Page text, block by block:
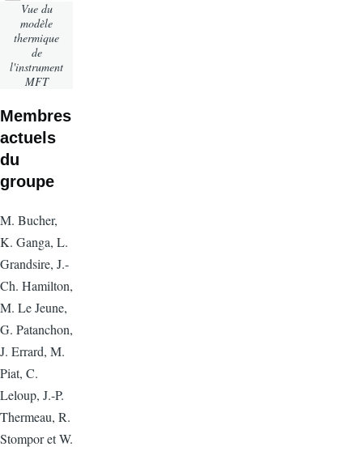
Vue du
modèle
thermique
de
l'instrument
MFT
Membres
actuels
du
groupe
M. Bucher,
K. Ganga, L.
Grandsire, J.-
Ch. Hamilton,
M. Le Jeune,
G. Patanchon,
J. Errard, M.
Piat, C.
Leloup, J.-P.
Thermeau, R.
Stompor et W.